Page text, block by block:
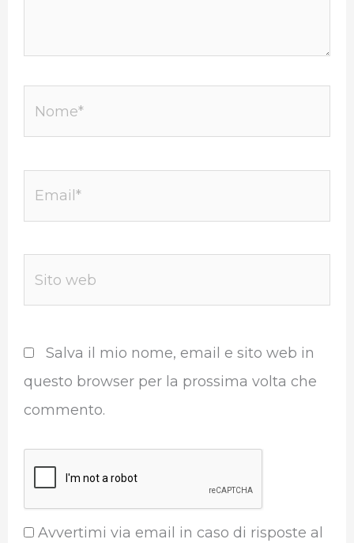
Salva il mio nome, email e sito web in
questo browser per la prossima volta che
commento.
Avvertimi via email in caso di risposte al